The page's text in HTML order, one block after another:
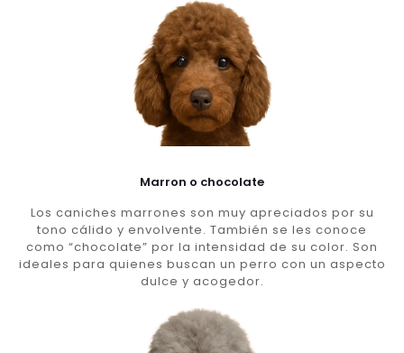
Marron o chocolate
Los caniches marrones son muy apreciados por su
tono cálido y envolvente. También se les conoce
como “chocolate” por la intensidad de su color. Son
ideales para quienes buscan un perro con un aspecto
dulce y acogedor.